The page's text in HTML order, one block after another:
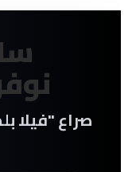
صراع "فيلا